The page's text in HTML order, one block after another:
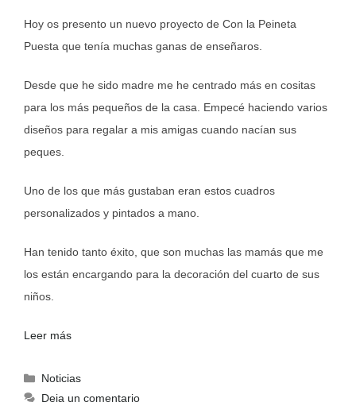
Hoy os presento un nuevo proyecto de Con la Peineta
Puesta que tenía muchas ganas de enseñaros.
Desde que he sido madre me he centrado más en cositas
para los más pequeños de la casa. Empecé haciendo varios
diseños para regalar a mis amigas cuando nacían sus
peques.
Uno de los que más gustaban eran estos cuadros
personalizados y pintados a mano.
Han tenido tanto éxito, que son muchas las mamás que me
los están encargando para la decoración del cuarto de sus
niños.
Leer más
Noticias
Deja un comentario